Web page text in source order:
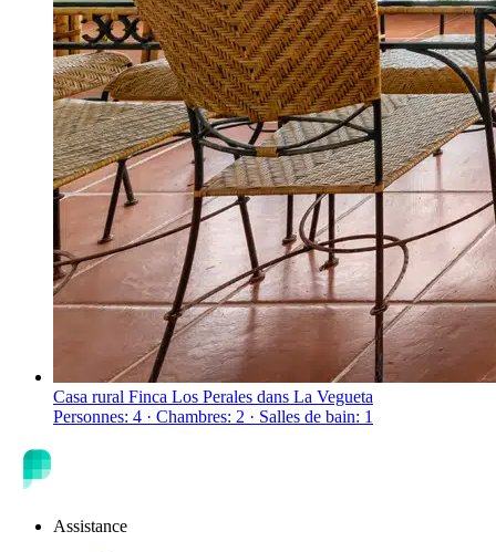
Casa rural Finca Los Perales dans La Vegueta
Personnes: 4 · Chambres: 2 · Salles de bain: 1
Assistance